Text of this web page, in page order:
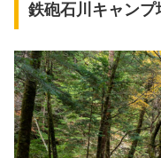
鉄砲石川キャンプ